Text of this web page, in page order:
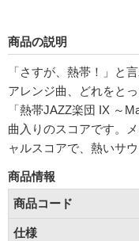
商品の説明
「さすが、熱帯！」と
アレンジ曲、どれをと
「熱帯JAZZ楽団 IX ～
曲入りのスコアです。
ャルスコアで、熱いサ
商品情報
商品コード
仕様